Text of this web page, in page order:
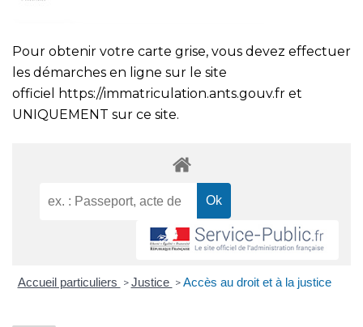
Pour obtenir votre carte grise, vous devez effectuer
les démarches en ligne sur le site
officiel
https://immatriculation.ants.gouv.fr et
UNIQUEMENT sur ce site.
Accueil particuliers > Justice > Accès au droit et à la justice